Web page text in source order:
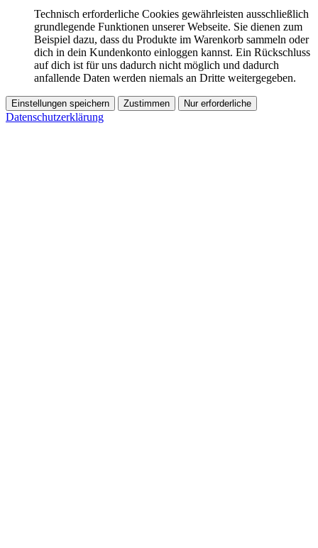
Technisch erforderliche Cookies gewährleisten ausschließlich
grundlegende Funktionen unserer Webseite. Sie dienen zum
Beispiel dazu, dass du Produkte im Warenkorb sammeln oder
dich in dein Kundenkonto einloggen kannst. Ein Rückschluss
auf dich ist für uns dadurch nicht möglich und dadurch
anfallende Daten werden niemals an Dritte weitergegeben.
Einstellungen speichern Zustimmen Nur erforderliche
Datenschutzerklärung